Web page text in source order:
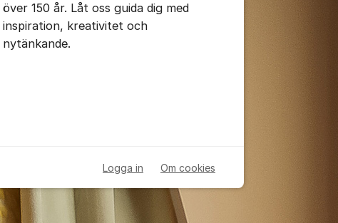
över 150 år. Låt oss guida dig med
inspiration, kreativitet och
nytänkande.
Logga in Om cookies